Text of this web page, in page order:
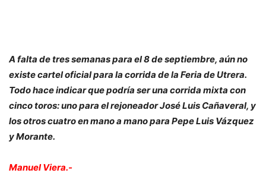
A falta de tres semanas para el 8 de septiembre, aún no
existe cartel oficial para la corrida de la Feria de Utrera.
Todo hace indicar que podría ser una corrida mixta con
cinco toros: uno para el rejoneador José Luis Cañaveral, y
los otros cuatro en mano a mano para Pepe Luis Vázquez
y Morante.
Manuel Viera.-